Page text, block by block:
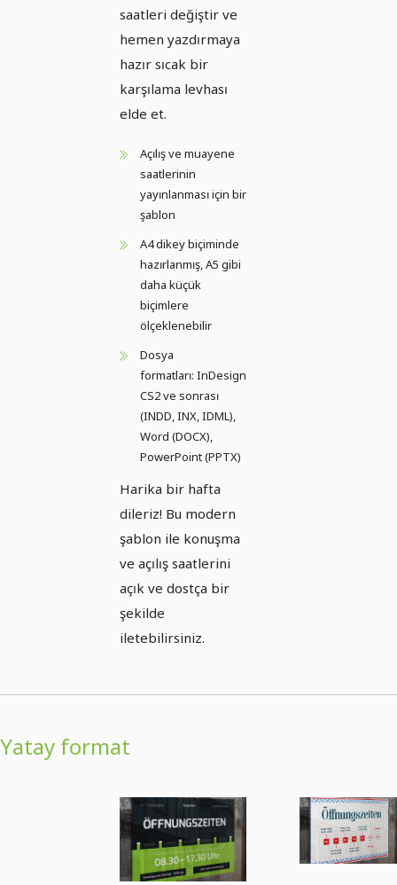
saatleri değiştir ve
hemen yazdırmaya
hazır sıcak bir
karşılama levhası
elde et.
Açılış ve muayene
saatlerinin
yayınlanması için bir
şablon
A4 dikey biçiminde
hazırlanmış, A5 gibi
daha küçük
biçimlere
ölçeklenebilir
Dosya
formatları: InDesign
CS2 ve sonrası
(INDD, INX, IDML),
Word (DOCX),
PowerPoint (PPTX)
Harika bir hafta
dileriz! Bu modern
şablon ile konuşma
ve açılış saatlerini
açık ve dostça bir
şekilde
iletebilirsiniz.
Yatay format